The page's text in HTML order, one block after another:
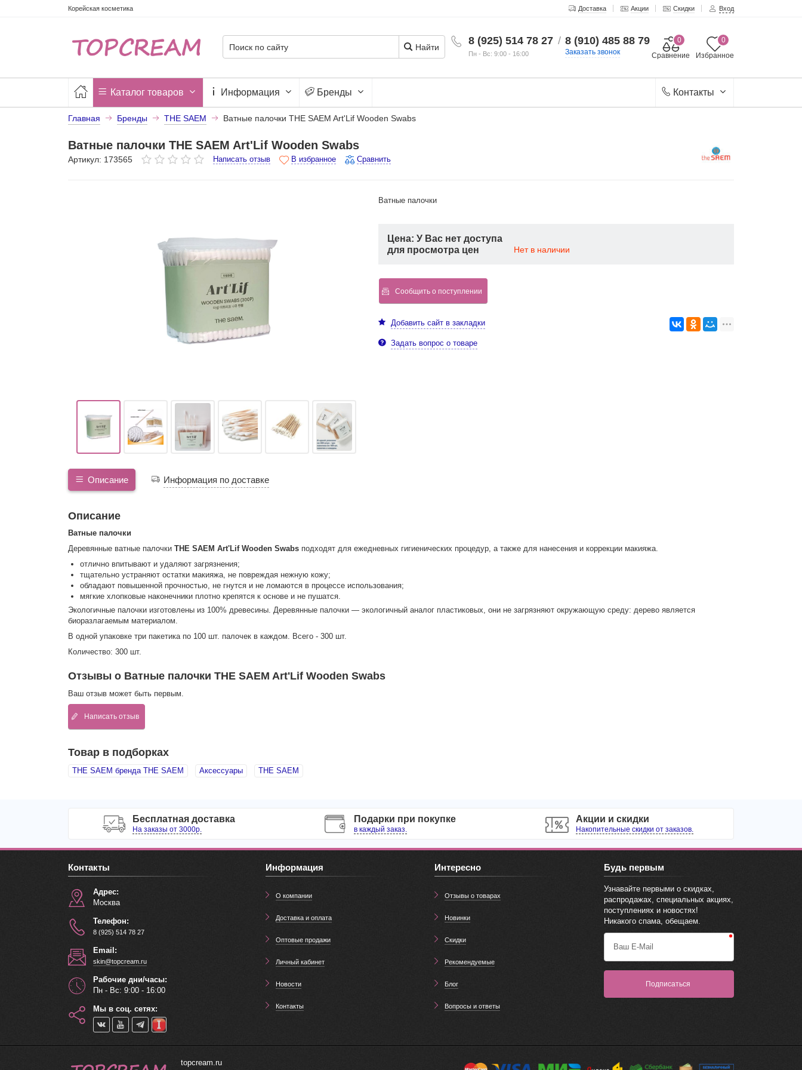
Корейская косметика Доставка Акции Скидки Вход
8 (925) 514 78 27
Пн - Вс: 9:00 - 16:00
/ 8 (910) 485 88 79
Заказать звонок Избранное
0
Сравнение
0
Найти
Каталог товаров Информация Бренды Контакты
Главная Бренды THE SAEM Ватные палочки THE SAEM Art'Lif Wooden Swabs
Ватные палочки THE SAEM Art'Lif Wooden Swabs
Артикул: 173565 Написать отзыв В избранное Сравнить
Ватные палочки
Цена: У Вас нет доступа
для просмотра цен
Нет в наличии
Сообщить о поступлении
Добавить сайт в закладки
Задать вопрос о товаре
Описание Информация по доставке
Описание
Ватные палочки
Деревянные ватные палочки THE SAEM Art'Lif Wooden Swabsподходят для ежедневных гигиенических процедур, а также для нанесения и коррекции макияжа.
отлично впитывают и удаляют загрязнения;
тщательно устраняют остатки макияжа, не повреждая нежную кожу;
обладают повышенной прочностью, не гнутся и не ломаются в процессе использования;
мягкие хлопковые наконечники плотно крепятся к основе и не пушатся.
Экологичные палочки изготовлены из 100% древесины. Деревянные палочки — экологичный аналог пластиковых, они не загрязняют окружающую среду: дерево является
биоразлагаемым материалом.
В одной упаковке три пакетика по 100 шт. палочек в каждом. Всего - 300 шт.
Количество: 300 шт.
Отзывы о Ватные палочки THE SAEM Art'Lif Wooden Swabs
Ваш отзыв может быть первым.
Написать отзыв
Товар в подборках
THE SAEM бренда THE SAEM Аксессуары THE SAEM
Бесплатная доставка
На заказы от 3000р.
Подарки при покупке
в каждый заказ.
Акции и скидки
Накопительные скидки от заказов.
Контакты
Адрес:
Москва
Телефон:
8 (925) 514 78 27
Email:
skin@topcream.ru
Рабочие дни/часы:
Пн - Вс: 9:00 - 16:00
Мы в соц. сетях:
Информация
О компании
Доставка и оплата
Оптовые продажи
Личный кабинет
Новости
Контакты
Интересно
Отзывы о товарах
Новинки
Скидки
Рекомендуемые
Блог
Вопросы и ответы
Будь первым
Узнавайте первыми о скидках,
распродажах, специальных акциях,
поступлениях и новостях!
Никакого спама, обещаем.
Ваш E-Mail
Подписаться
topcream.ru